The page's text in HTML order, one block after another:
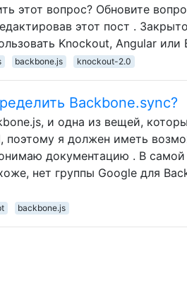
этот вопрос? Обновите
этот пост .
Knockout, Angular
backbone.js knockout-2.0
Backbone.sync?
и одна из вещей,
поэтому я должен иметь
документацию . В
нет группы Google для
backbone.js